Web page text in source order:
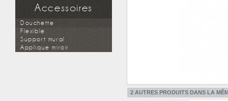
Miroir à étagère
Applique miroir
Accessoires
Douchette
Flexible
Support mural
Applique miroir
2 AUTRES PRODUITS DANS LA